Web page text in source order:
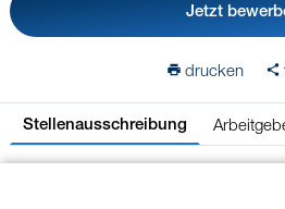
Jetzt
drucken
Stellenausschreibung